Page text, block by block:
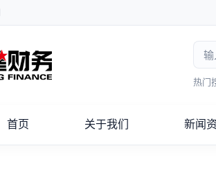
热门
首页 关于我们 新闻